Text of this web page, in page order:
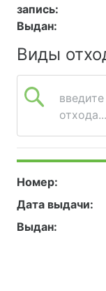
запись:
Выдан:
Виды
отхода...
Номер:
Дата выдачи:
Выдан: